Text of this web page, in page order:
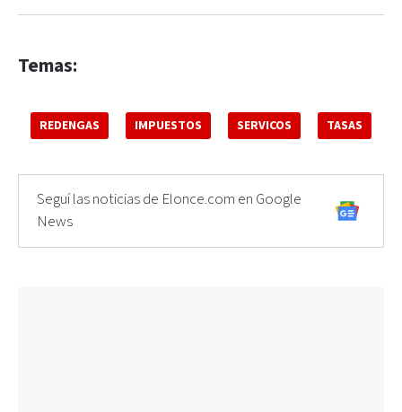
Temas:
REDENGAS IMPUESTOS SERVICOS TASAS
Seguí las noticias de Elonce.com en Google
News